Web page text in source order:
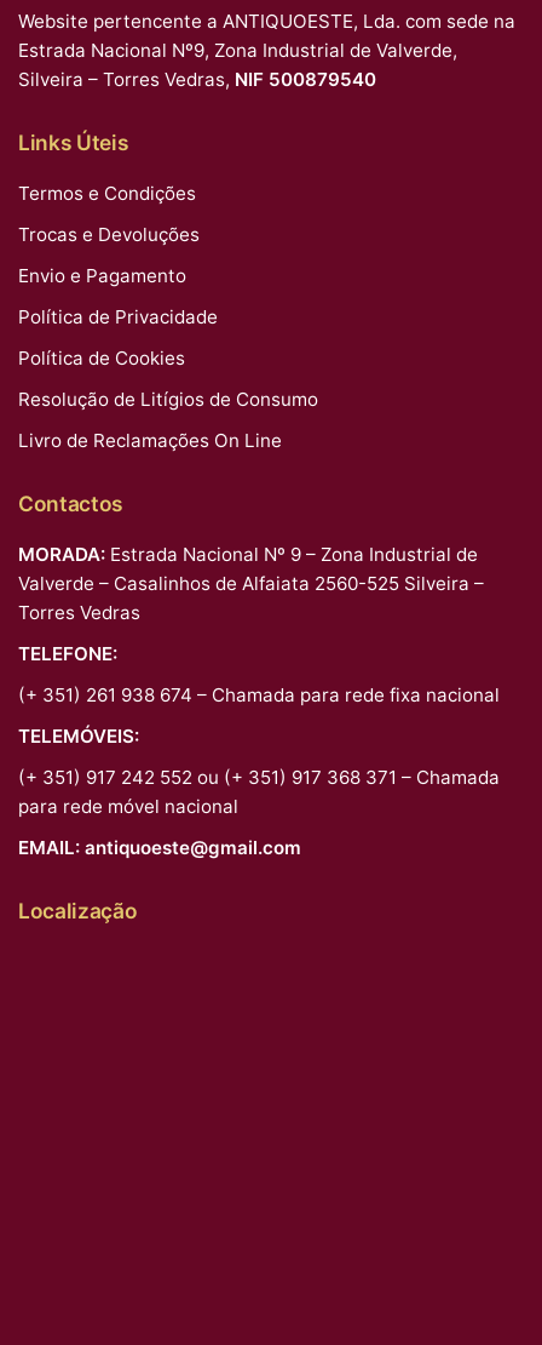
Website pertencente a ANTIQUOESTE, Lda. com sede na
Estrada Nacional Nº9, Zona Industrial de Valverde,
Silveira – Torres Vedras, NIF 500879540
Links Úteis
Termos e Condições
Trocas e Devoluções
Envio e Pagamento
Política de Privacidade
Política de Cookies
Resolução de Litígios de Consumo
Livro de Reclamações On Line
Contactos
MORADA: Estrada Nacional Nº 9 – Zona Industrial de
Valverde – Casalinhos de Alfaiata 2560-525 Silveira –
Torres Vedras
TELEFONE:
(+ 351) 261 938 674 – Chamada para rede fixa nacional
TELEMÓVEIS:
(+ 351) 917 242 552 ou (+ 351) 917 368 371 – Chamada
para rede móvel nacional
EMAIL: antiquoeste@gmail.com
Localização